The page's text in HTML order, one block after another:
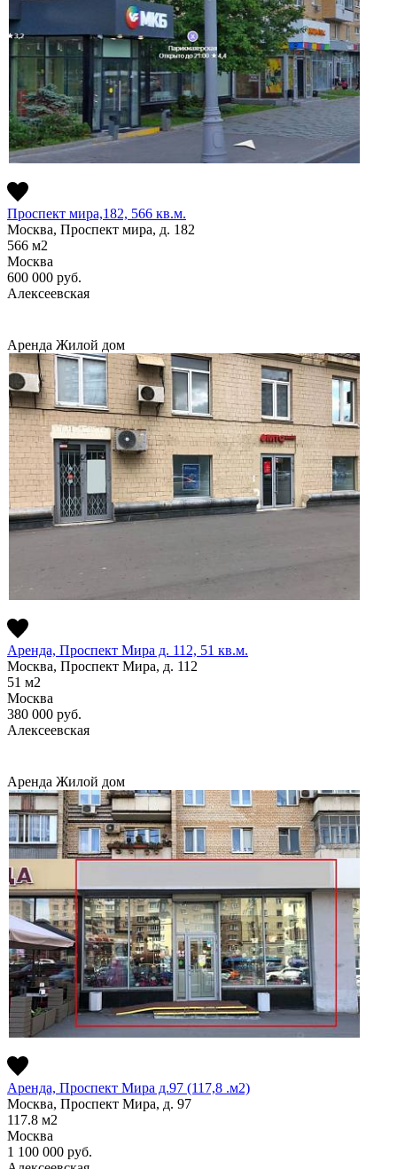
Проспект мира,182, 566 кв.м.
Москва, Проспект мира, д. 182
566 м2
Москва
600 000 руб.
Алексеевская
Аренда Жилой дом
Аренда, Проспект Мира д. 112, 51 кв.м.
Москва, Проспект Мира, д. 112
51 м2
Москва
380 000 руб.
Алексеевская
Аренда Жилой дом
Аренда, Проспект Мира д.97 (117,8 .м2)
Москва, Проспект Мира, д. 97
117.8 м2
Москва
1 100 000 руб.